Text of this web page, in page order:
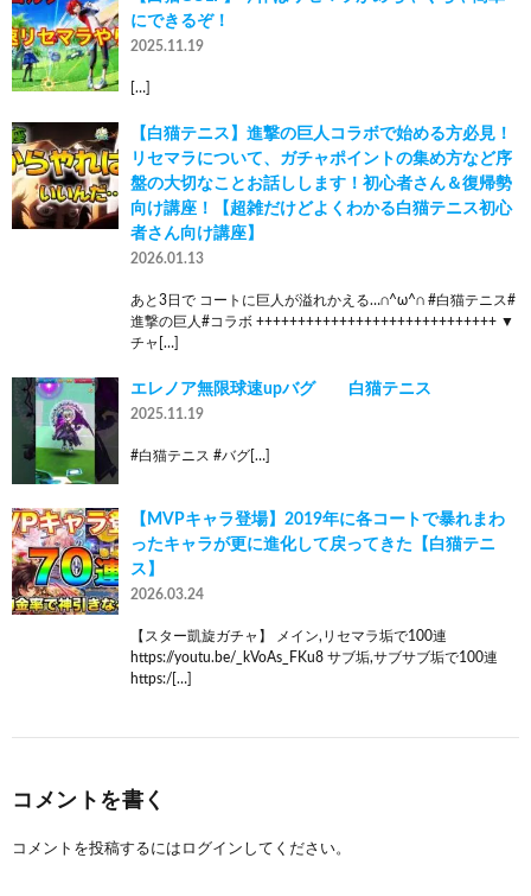
にできるぞ！
2025.11.19
[…]
【白猫テニス】進撃の巨人コラボで始める方必見！
リセマラについて、ガチャポイントの集め方など序
盤の大切なことお話しします！初心者さん＆復帰勢
向け講座！【超雑だけどよくわかる白猫テニス初心
者さん向け講座】
2026.01.13
あと3日で コートに巨人が溢れかえる…∩^ω^∩ #白猫テニス#
進撃の巨人#コラボ +++++++++++++++++++++++++++++ ▼
チャ[…]
エレノア無限球速upバグ 白猫テニス
2025.11.19
#白猫テニス #バグ[…]
【MVPキャラ登場】2019年に各コートで暴れまわ
ったキャラが更に進化して戻ってきた【白猫テニ
ス】
2026.03.24
【スター凱旋ガチャ】 メイン,リセマラ垢で100連
https://youtu.be/_kVoAs_FKu8 サブ垢,サブサブ垢で100連
https:/[…]
コメントを書く
コメントを投稿するには ログイン してください。